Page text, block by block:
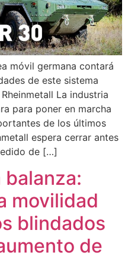
móvil germana contará
de este sistema
La industria
para poner en marcha
de los últimos
espera cerrar antes
de […]
movilidad
blindados
de